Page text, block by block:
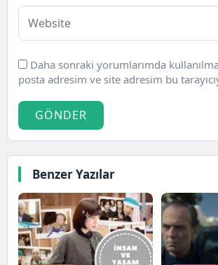
Daha sonraki yorumlarımda
posta adresim ve site adresim bu
GÖNDER
Benzer Yazılar